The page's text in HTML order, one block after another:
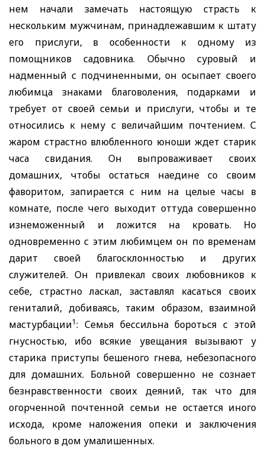
нем начали
замечать настоящую страсть к
нескольким мужчинам, принадлежавшим к штату
его прислуги, в особенности к одному из
помощников садовника. Обычно суровый и
надменный с подчиненными, он осыпает своего
любимца знаками благоволения, подарками и
требует от своей семьи и прислуги, чтобы и те
относились к нему с величайшим почтением. С
жаром страстно влюбленного юноши ждет старик
часа свидания. Он выпроваживает своих
домашних, чтобы остаться наедине со своим
фаворитом, запирается с ним на целые часы в
комнате, после чего выходит оттуда совершенно
изнеможенный и ложится на кровать. Но
одновременно с этим любимцем он по временам
дарит своей благосклонностью и других
служителей. Он привлекал своих любовников к
себе, страстно ласкал, заставлял касаться своих
гениталий, добиваясь, таким образом, взаимной
мастурбации1: Семья бессильна бороться с этой
гнусностью, ибо всякие увещания вызывают у
старика приступы бешеного гнева, небезопасного
для домашних. Больной совершенно не сознает
безнравственности своих деяний, так что для
огорченной почтенной семьи не остается иного
исхода, кроме наложения опеки и заключения
больного в дом умалишенных.